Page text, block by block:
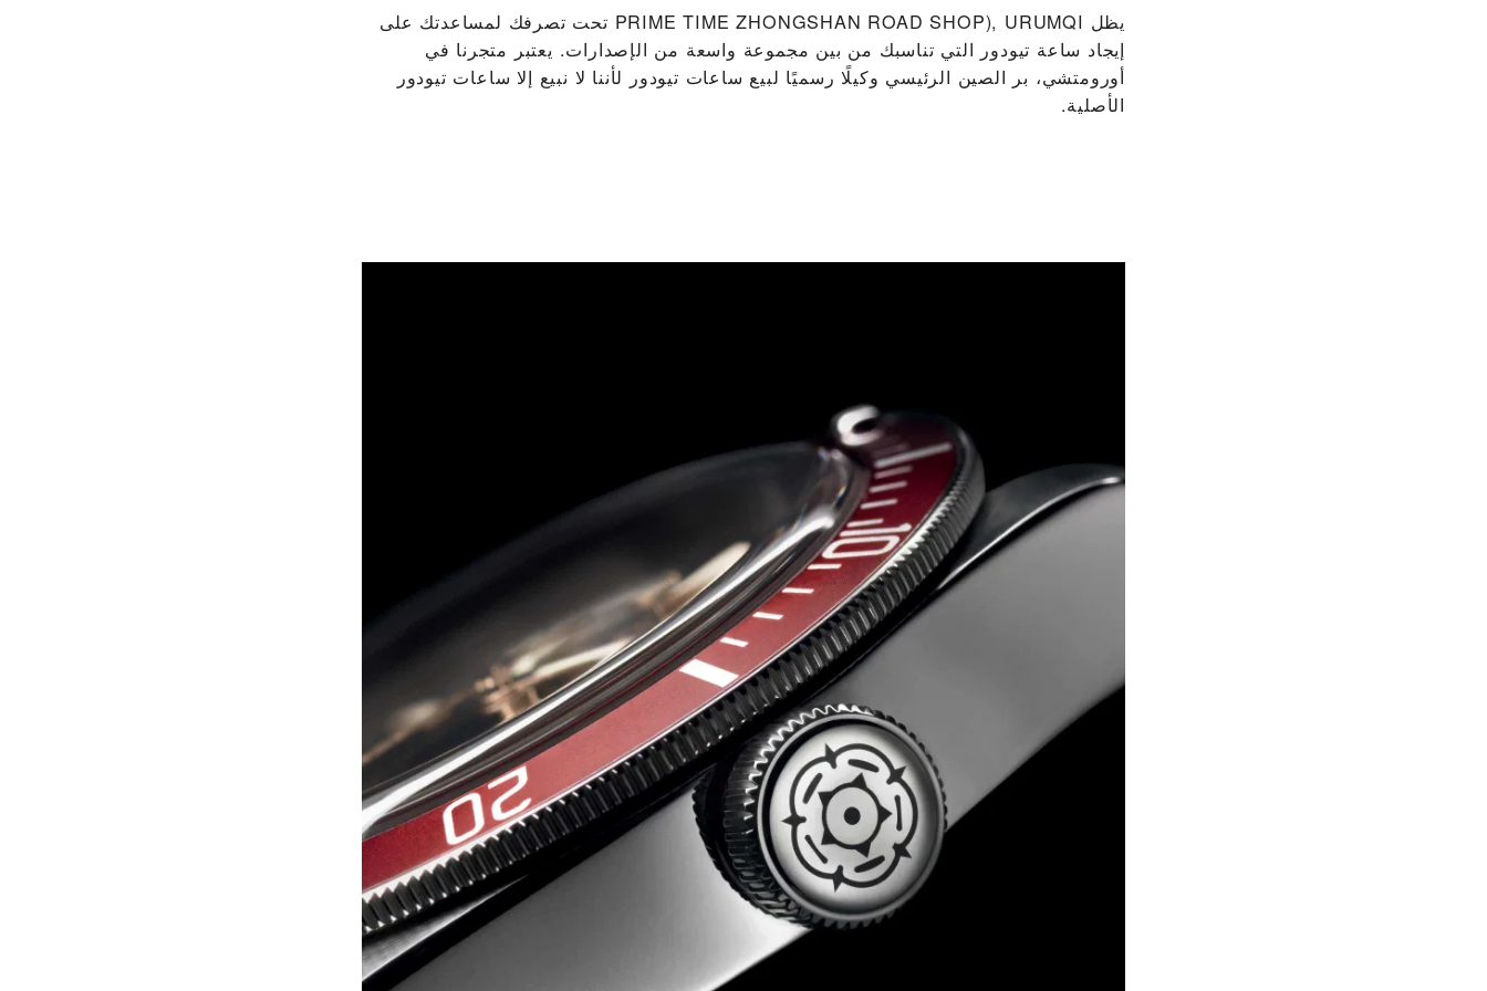
يظل ‭PRIME TIME ZHONGSHAN ROAD SHOP), URUMQI‬ تحت تصرفك لمساعدتك على
إيجاد ساعة تيودور التي تناسبك من بين مجموعة واسعة من الإصدارات. يعتبر متجرنا في
أورومتشي، بر الصين الرئيسي وكيلًا رسميًا لبيع ساعات تيودور لأننا لا نبيع إلا ساعات تيودور
الأصلية.